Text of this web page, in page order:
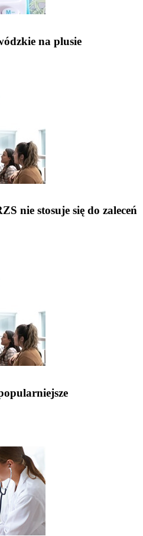
na plusie
nie stosuje się do zaleceń